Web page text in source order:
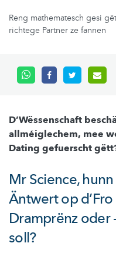
Reng mathematesch gesi
richtege Partner ze fannen
D’Wëssenschaft
allméiglechem, mee
Dating gefuerscht
Mr Science,
Äntwert op
Dramprënz oder
soll?